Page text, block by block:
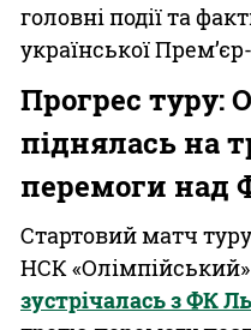
головні події та
української
Прогрес туру:
піднялась на
перемоги над
Стартовий матч
НСК «Олімпійський»
зустрічалась з ФК